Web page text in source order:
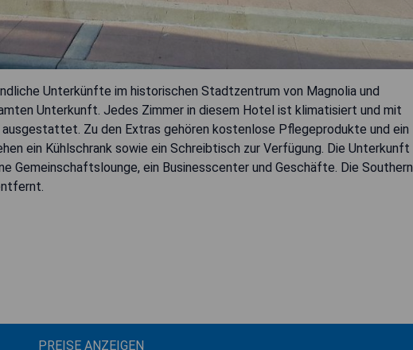
Unterkünfte im historischen Stadtzentrum von Magnolia und
Unterkunft. Jedes Zimmer in diesem Hotel ist klimatisiert und mit
Zu den Extras gehören kostenlose Pflegeprodukte und ein
ein Kühlschrank sowie ein Schreibtisch zur Verfügung. Die Unterkunft
Gemeinschaftslounge, ein Businesscenter und Geschäfte. Die Southern
PREISE ANZEIGEN